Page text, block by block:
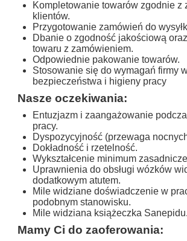
Kompletowanie towarów zgodnie z
klientów.
Przygotowanie zamówień do
Dbanie o zgodność jakościową
towaru z zamówieniem.
Odpowiednie pakowanie towarów.
Stosowanie się do wymagań firmy
bezpieczeństwa i higieny pracy
Nasze oczekiwania:
Entuzjazm i zaangażowanie
pracy.
Dyspozycyjność (przewaga
Dokładność i rzetelność.
Wykształcenie minimum
Uprawnienia do obsługi wózków
dodatkowym atutem.
Mile widziane doświadczenie w
podobnym stanowisku.
Mile widziana książeczka Sanepidu.
Mamy Ci do zaoferowania: